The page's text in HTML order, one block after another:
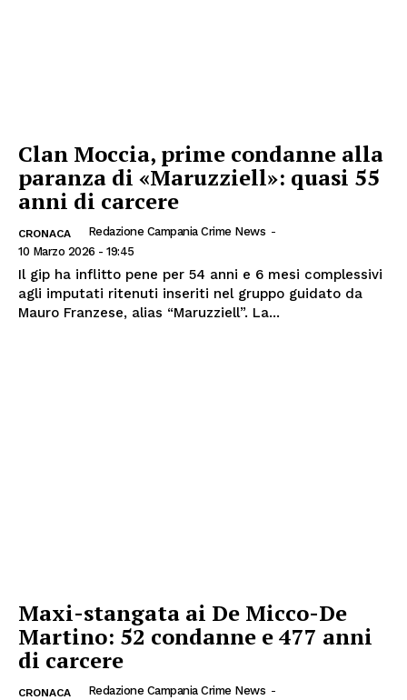
Clan Moccia, prime condanne alla
paranza di «Maruzziell»: quasi 55
anni di carcere
CRONACA Redazione Campania Crime News -
10 Marzo 2026 - 19:45
Il gip ha inflitto pene per 54 anni e 6 mesi complessivi
agli imputati ritenuti inseriti nel gruppo guidato da
Mauro Franzese, alias “Maruzziell”. La...
Maxi-stangata ai De Micco-De
Martino: 52 condanne e 477 anni
di carcere
CRONACA Redazione Campania Crime News -